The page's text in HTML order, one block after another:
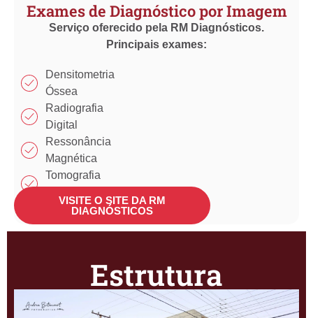
Exames de Diagnóstico por Imagem
Serviço oferecido pela RM Diagnósticos.
Principais exames:
Densitometria
Óssea
Radiografia
Digital
Ressonância
Magnética
Tomografia
Ultrassonografia
VISITE O SITE DA RM
DIAGNÓSTICOS
Estrutura